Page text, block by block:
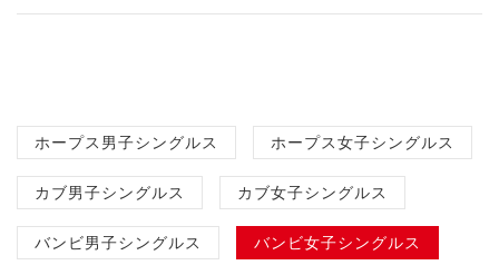
ホープス男子シングルス ホープス女子シングルス
カブ男子シングルス カブ女子シングルス
バンビ男子シングルス バンビ女子シングルス